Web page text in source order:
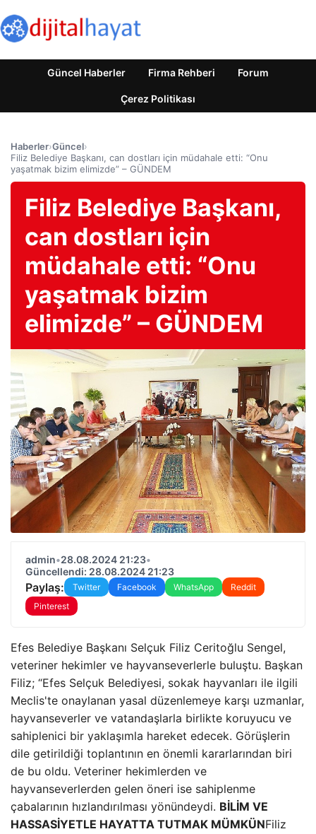
Güncel Haberler Firma Rehberi Forum
Çerez Politikası
Haberler›Güncel›
Filiz Belediye Başkanı, can dostları için müdahale etti: “Onu
yaşatmak bizim elimizde” – GÜNDEM
Filiz Belediye Başkanı,
can dostları için
müdahale etti: “Onu
yaşatmak bizim
elimizde” – GÜNDEM
admin•28.08.2024 21:23•
Güncellendi: 28.08.2024 21:23
Paylaş: Twitter Facebook WhatsApp
Reddit
Pinterest
Efes Belediye Başkanı Selçuk Filiz Ceritoğlu Sengel,
veteriner hekimler ve hayvanseverlerle buluştu. Başkan
Filiz; “Efes Selçuk Belediyesi, sokak hayvanları ile ilgili
Meclis'te onaylanan yasal düzenlemeye karşı uzmanlar,
hayvanseverler ve vatandaşlarla birlikte koruyucu ve
sahiplenici bir yaklaşımla hareket edecek. Görüşlerin
dile getirildiği toplantının en önemli kararlarından biri
de bu oldu. Veteriner hekimlerden ve
hayvanseverlerden gelen öneri ise sahiplenme
çabalarının hızlandırılması yönündeydi. BİLİM VE
HASSASİYETLE HAYATTA TUTMAK MÜMKÜNFiliz